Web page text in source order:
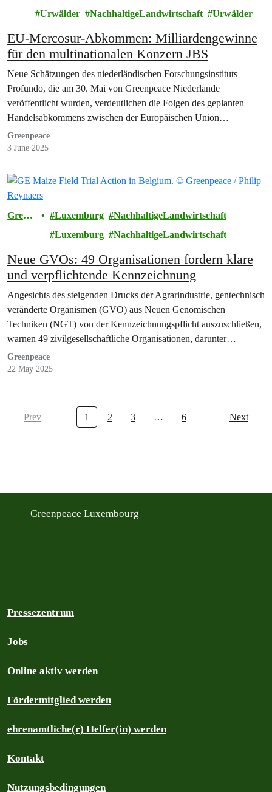
Urwälder
NachhaltigeLandwirtschaft Urwälder
EU-Mercosur-Abkommen: Milliardengewinne
für den multinationalen Konzern JBS
Neue Schätzungen des niederländischen Forschungsinstituts
Profundo, die am 30. Mai von Greenpeace Niederlande
veröffentlicht wurden, verdeutlichen die Folgen des geplanten
Handelsabkommens zwischen der Europäischen Union…
Greenpeace
3 June 2025
Green
Luxemburg
NachhaltigeLandwirtschaft
Luxemburg
NachhaltigeLandwirtschaft
Neue GVOs: 49 Organisationen fordern klare
und verpflichtende Kennzeichnung
Angesichts des steigenden Drucks der Agrarindustrie, gentechnisch
veränderte Organismen (GVO) aus Neuen Genomischen
Techniken (NGT) von der Kennzeichnungspflicht auszuschließen,
warnen 49 zivilgesellschaftliche Organisationen, darunter
Greenpeace,…
Greenpeace
22 May 2025
Prev 1 2 3 … 6 Next
Greenpeace Luxembourg
Pressezentrum
Jobs
Online aktiv werden
Fördermitglied werden
ehrenamtliche(r) Helfer(in) werden
Kontakt
Nutzungsbedingungen